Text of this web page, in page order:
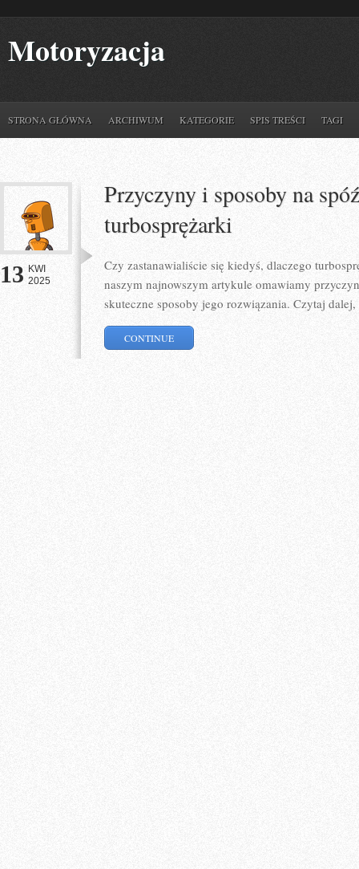
Motoryzacja
STRONA GŁÓWNA ARCHIWUM KATEGORIE SPIS TREŚCI TAGI
13 KWI
2025
Przyczyny i sposoby na
turbosprężarki
Czy zastanawialiście się kiedyś, dlaczego
naszym najnowszym artykule omawiamy
skuteczne sposoby jego rozwiązania. Czytaj
CONTINUE